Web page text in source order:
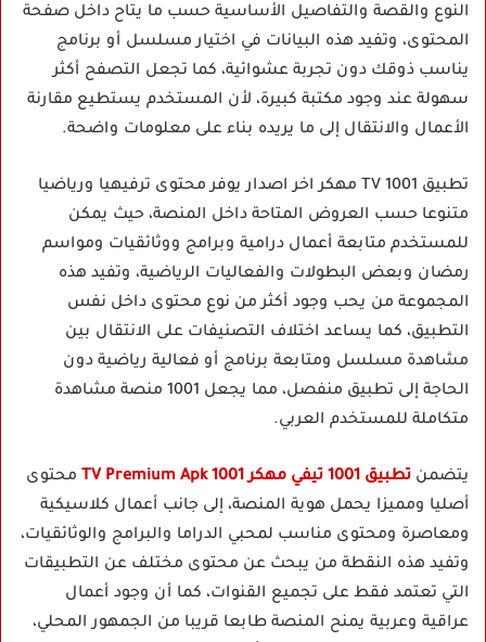
النوع والقصة والتفاصيل الأساسية حسب ما يتاح داخل صفحة
المحتوى، وتفيد هذه البيانات في اختيار مسلسل أو برنامج
يناسب ذوقك دون تجربة عشوائية، كما تجعل التصفح أكثر
سهولة عند وجود مكتبة كبيرة، لأن المستخدم يستطيع مقارنة
الأعمال والانتقال إلى ما يريده بناء على معلومات واضحة.
تطبيق 1001 TV مهكر اخر اصدار يوفر محتوى ترفيهيا ورياضيا
متنوعا حسب العروض المتاحة داخل المنصة، حيث يمكن
للمستخدم متابعة أعمال درامية وبرامج ووثائقيات ومواسم
رمضان وبعض البطولات والفعاليات الرياضية، وتفيد هذه
المجموعة من يحب وجود أكثر من نوع محتوى داخل نفس
التطبيق، كما يساعد اختلاف التصنيفات على الانتقال بين
مشاهدة مسلسل ومتابعة برنامج أو فعالية رياضية دون
الحاجة إلى تطبيق منفصل، مما يجعل 1001 منصة مشاهدة
متكاملة للمستخدم العربي.
يتضمن تطبيق 1001 تيفي مهكر 1001 TV Premium Apk
محتوى
أصليا ومميزا يحمل هوية المنصة، إلى جانب أعمال كلاسيكية
ومعاصرة ومحتوى مناسب لمحبي الدراما والبرامج والوثائقيات،
وتفيد هذه النقطة من يبحث عن محتوى مختلف عن التطبيقات
التي تعتمد فقط على تجميع القنوات، كما أن وجود أعمال
عراقية وعربية يمنح المنصة طابعا قريبا من الجمهور المحلي،